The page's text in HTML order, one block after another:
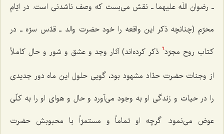
ـ رضوان اللَه علیهما ـ نقش می‌بست که وصف ناشدنی است. در ایّام
محرّم (چنانچه ذکر این واقعه را خود حضرت والد ـ قدّس سرّه ـ در
کتاب روح مجرّد6
ذکر کرده‌اند) آثار وجد و عشق و شور و حال کاملاً
از وجنات حضرت حدّاد مشهود بود، گویی حلول این ماه دور جدیدی
را در حیات و زندگی او به وجود می‌آورد و حال و هوای او را به کلّی
عوض می‌نمود. گرچه او تماماً و مستمرّاً با محبوبش حضرت